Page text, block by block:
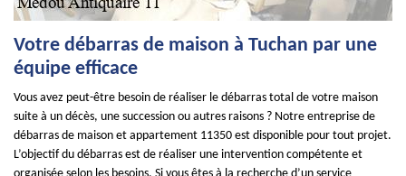
Votre débarras de maison à Tuchan par une
équipe efficace
Vous avez peut-être besoin de réaliser le débarras total de votre maison
suite à un décès, une succession ou autres raisons ? Notre entreprise de
débarras de maison et appartement 11350 est disponible pour tout projet.
L’objectif du débarras est de réaliser une intervention compétente et